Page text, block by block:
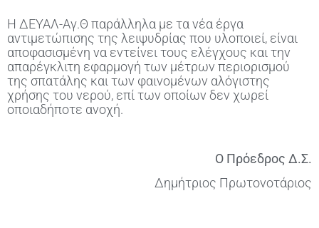
Η ΔΕΥΑΛ-Αγ.Θ παράλληλα με τα νέα έργα
αντιμετώπισης της λειψυδρίας που υλοποιεί, είναι
αποφασισμένη να εντείνει τους ελέγχους και την
απαρέγκλιτη εφαρμογή των μέτρων περιορισμού
της σπατάλης και των φαινομένων αλόγιστης
χρήσης του νερού, επί των οποίων δεν χωρεί
οποιαδήποτε ανοχή.
Ο Πρόεδρος Δ.Σ.
Δημήτριος Πρωτονοτάριος